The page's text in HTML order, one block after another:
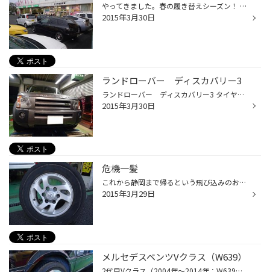
やってきました。春の履き替えシーズン！ タイヤ館の一番忙しい時期は12月と11月。 スタッドレスタイヤに皆さん履き替えるからです。 そして、そのスタッドレスタイヤを履いた方々が夏タイヤにチェンジする季節が、 この時期。3月中旬から4月いっぱい・・・・。 最近は、数が多すぎて5月中も履き替...
2015年3月30日
ランドローバー ディスカバリー3
ランドローバー ディスカバリー3 タイヤ交換です。ありがとうございます。 最近はディスカバリー3の来店が多いタイヤ館西荻窪です。 ジャガー・ランドローバー杉並のカーディーラーがすぐ近くに引っ越してきた影響もあるので しょうか！？ ディスカバリー3のタイヤは専用サイズの255/60R18です。 ...
2015年3月30日
危機一髪
これから静岡まで帰るという飛び込みのお客様・・・。 来店理由はタイヤ交換でした。 タイヤサイズは215/70R15を1本。 今ではレアなサイズです。 初代エクストレイル、初代MPV、レジアス、グランドハイエース等々に当時採用のサイズでし た・・・・。 今回はパンクの為、交換でした。 しかし、タイ...
2015年3月29日
メルセデスベンツVクラス（W639）